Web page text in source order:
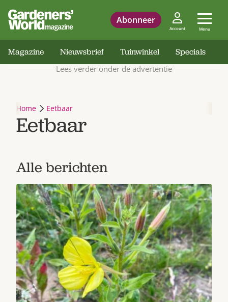
Abonneer
Account Menu
Magazine Nieuwsbrief Tuinwinkel Specials
Lees verder onder de advertentie
Home Eetbaar
Eetbaar
Alle berichten